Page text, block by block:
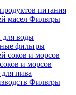
питания
Фильтры
для воды
фильтры
и морсов
пива
Фильтры